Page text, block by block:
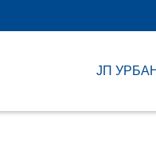
ЈП